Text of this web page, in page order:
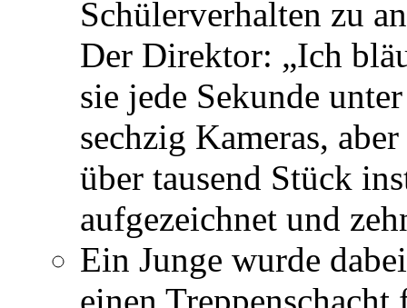
Schülerverhalten zu
Der Direktor: „Ich
sie jede Sekunde
sechzig Kameras,
über tausend Stück
aufgezeichnet und
Ein Junge wurde